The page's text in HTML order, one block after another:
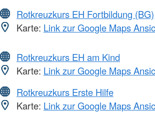
Rotkreuzkurs EH Fortbildung (BG)
Karte: Link zur Google Maps
Rotkreuzkurs EH am Kind
Karte: Link zur Google Maps
Rotkreuzkurs Erste Hilfe
Karte: Link zur Google Maps